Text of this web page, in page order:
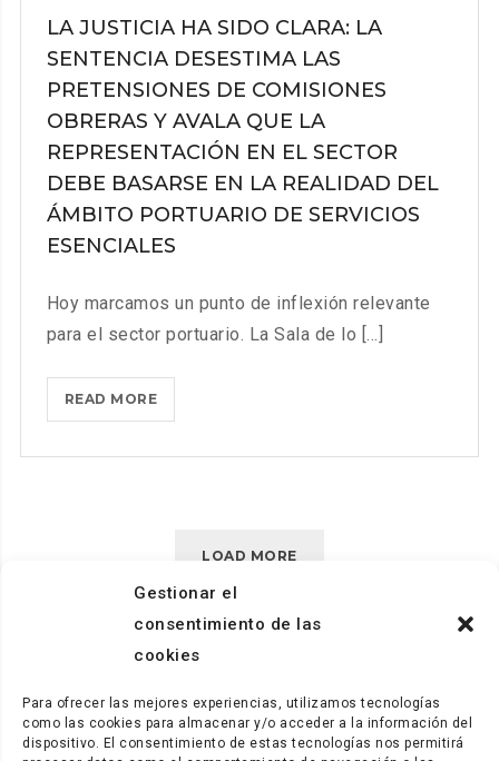
Gestionar el
consentimiento de las
cookies
Para ofrecer las mejores experiencias, utilizamos tecnologías
como las cookies para almacenar y/o acceder a la información del
dispositivo. El consentimiento de estas tecnologías nos permitirá
LA JUSTICIA HA SIDO CLARA: LA
SENTENCIA DESESTIMA LAS
PRETENSIONES DE COMISIONES
OBRERAS Y AVALA QUE LA
REPRESENTACIÓN EN EL SECTOR
DEBE BASARSE EN LA REALIDAD DEL
ÁMBITO PORTUARIO DE SERVICIOS
ESENCIALES
Hoy marcamos un punto de inflexión relevante
para el sector portuario. La Sala de lo [...]
READ MORELA
JUSTICIA
SENTENCIA
DESESTIMA
DE
OBRERAS
Y
LOAD MORE